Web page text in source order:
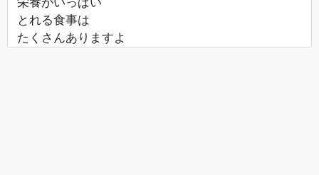
とれる食事は
たくさんありますよ